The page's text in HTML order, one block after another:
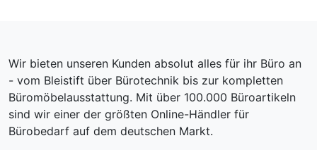
Wir bieten unseren Kunden absolut alles für ihr Büro an
- vom Bleistift über Bürotechnik bis zur kompletten
Büromöbelausstattung. Mit über 100.000 Büroartikeln
sind wir einer der größten Online-Händler für
Bürobedarf auf dem deutschen Markt.